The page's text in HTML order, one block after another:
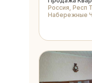
Россия, Респ
Набережные